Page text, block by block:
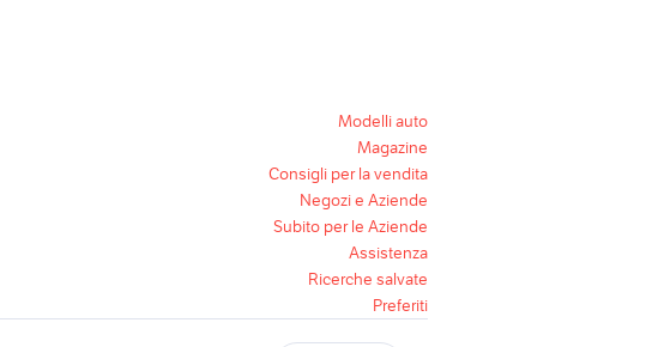
Modelli auto
Magazine
Consigli per la vendita
Negozi e Aziende
Subito per le Aziende
Assistenza
Ricerche salvate
Preferiti